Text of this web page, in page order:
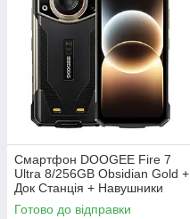
Смартфон DOOGEE Fire 7
Ultra 8/256GB Obsidian Gold +
Док Станція + Навушники
Готово до відправки